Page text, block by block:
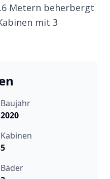
Metern beherbergt
mit 3
Baujahr
2020
Kabinen
5
Bäder